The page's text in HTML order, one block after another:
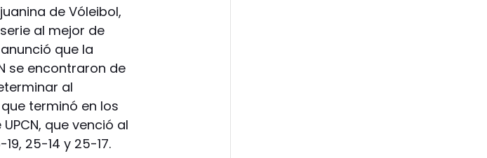
de Vóleibol,
al mejor de
que la
se encontraron de
al
terminó en los
que venció al
25-14 y 25-17.